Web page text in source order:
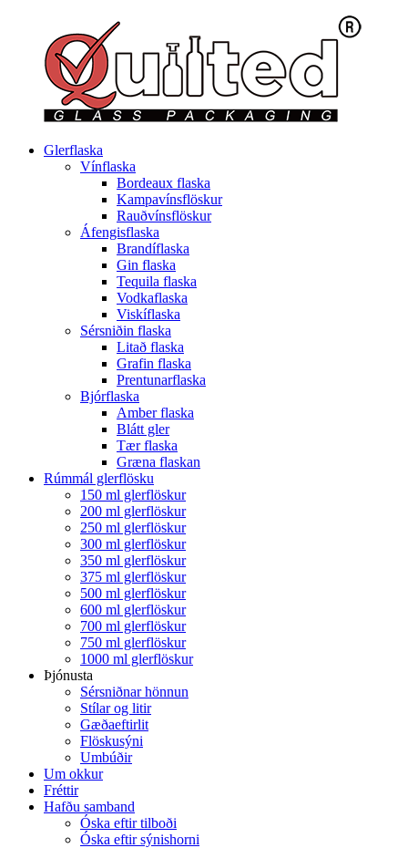
Glerflaska
Vínflaska
Bordeaux flaska
Kampavínsflöskur
Rauðvínsflöskur
Áfengisflaska
Brandíflaska
Gin flaska
Tequila flaska
Vodkaflaska
Viskíflaska
Sérsniðin flaska
Litað flaska
Grafin flaska
Prentunarflaska
Bjórflaska
Amber flaska
Blátt gler
Tær flaska
Græna flaskan
Rúmmál glerflösku
150 ml glerflöskur
200 ml glerflöskur
250 ml glerflöskur
300 ml glerflöskur
350 ml glerflöskur
375 ml glerflöskur
500 ml glerflöskur
600 ml glerflöskur
700 ml glerflöskur
750 ml glerflöskur
1000 ml glerflöskur
Þjónusta
Sérsniðnar hönnun
Stílar og litir
Gæðaeftirlit
Flöskusýni
Umbúðir
Um okkur
Fréttir
Hafðu samband
Óska eftir tilboði
Óska eftir sýnishorni